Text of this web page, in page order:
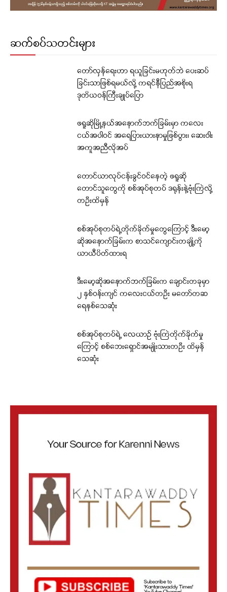
ဆက်စပ်သတင်းများ
တော်လှန်ရေးဟာ ရယူခြင်းမဟုတ်ဘဲ ပေးဆပ်
ခြင်းသာဖြစ်ရမယ်လို့ ကရင်နီပြည်အစိုးရ
ဒုတိယဝန်ကြီးချုပ်ပြော
ဖရူဆိုမြို့နယ်အနောက်ဘက်ခြမ်းမှာ ကလေး
ငယ်အပါဝင် အရေပြားယားနာမှုဖြစ်ပွား၊ ဆေးဝါး
အကူအညီလိုအပ်
တောင်ယာလုပ်ငန်းခွင်ဝင်နေတဲ့ ဖရူဆို
တောင်သူတွေကို စစ်အုပ်စုတပ် ဒရုန်းနဲ့ဗုံးကြဲလို့
တဦးထိမှန်
စစ်အုပ်စုတပ်ရဲ့တိုက်ခိုက်မှုတွေကြောင့် ဒီးမော့
ဆိုအနောက်ခြမ်းက စာသင်ကျောင်းတချို့ကို
ယာယီပိတ်ထားရ
ဒီးမော့ဆိုအနောက်ဘက်ခြမ်းက ချောင်းတခုမှာ
၂ နှစ်ဝန်းကျင် ကလေးငယ်တဦး မတော်တဆ
ရေနစ်သေဆုံး
စစ်အုပ်စုတပ်ရဲ့ လေယာဉ် ဗုံးကြဲတိုက်ခိုက်မှု
ကြောင့် စစ်ဘေးရှောင်အမျိုးသားတဦး ထိမှန်
သေဆုံး